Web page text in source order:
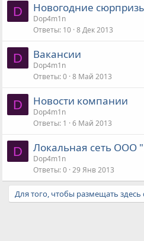
D Новогодние
Dop4m1n
Ответы 10 8 Дек 2013
D Вакансии
Dop4m1n
Ответы 0 8 Май 2013
D Новости компании
Dop4m1n
Ответы 1 6 Май 2013
D Локальная сеть ООО
Dop4m1n
Ответы 0 29 Янв 2013
Для того, чтобы размещать